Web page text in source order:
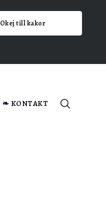
❧ KONTAKT
Okej till kakor